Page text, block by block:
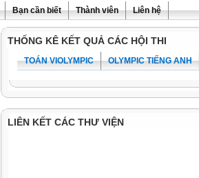
Bạn cần biết Thành viên Liên hệ
THỐNG KÊ KẾT QUẢ CÁC HỘI THI
TOÁN VIOLYMPIC OLYMPIC TIẾNG ANH
LIÊN KẾT CÁC THƯ VIỆN